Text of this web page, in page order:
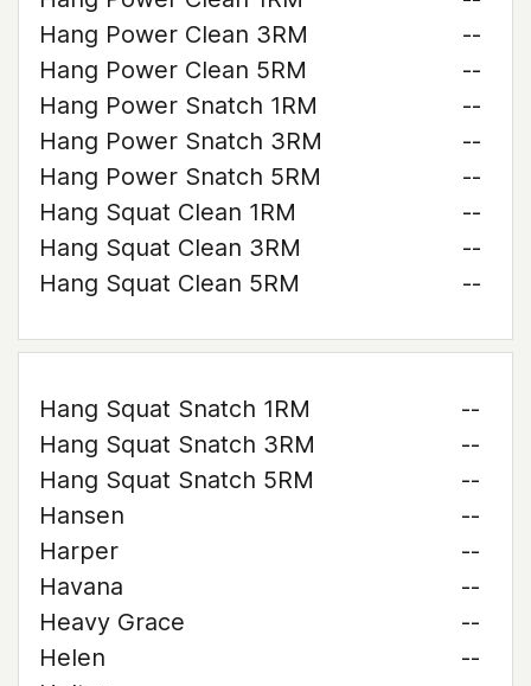
Hang Power Clean 3RM
--
Hang Power Clean 5RM
--
Hang Power Snatch 1RM
--
Hang Power Snatch 3RM
--
Hang Power Snatch 5RM
--
Hang Squat Clean 1RM
--
Hang Squat Clean 3RM
--
Hang Squat Clean 5RM
--
Hang Squat Snatch 1RM
--
Hang Squat Snatch 3RM
--
Hang Squat Snatch 5RM
--
Hansen
--
Harper
--
Havana
--
Heavy Grace
--
Helen
--